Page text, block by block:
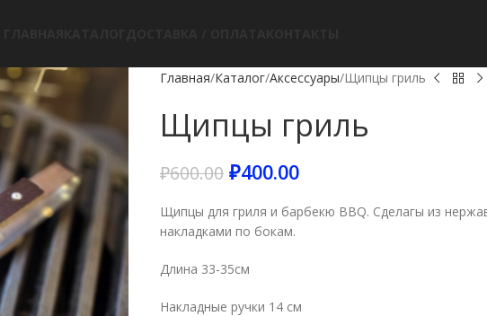
Главная Каталог Аксессуары Щипцы гриль
Щипцы гриль
₽600.00 ₽400.00
Щипцы для гриля и барбекю BBQ. Сделагы из
накладками по бокам.
Длина 33-35см
Накладные ручки 14 см